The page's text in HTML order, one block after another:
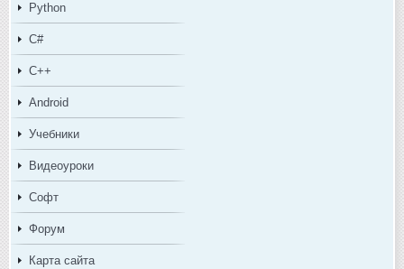
Python
C#
C++
Android
Учебники
Видеоуроки
Софт
Форум
Карта сайта